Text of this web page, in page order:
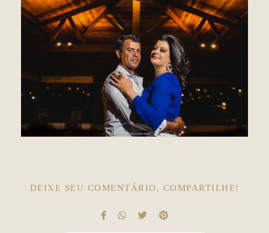
DEIXE SEU COMENTÁRIO, COMPARTILHE!